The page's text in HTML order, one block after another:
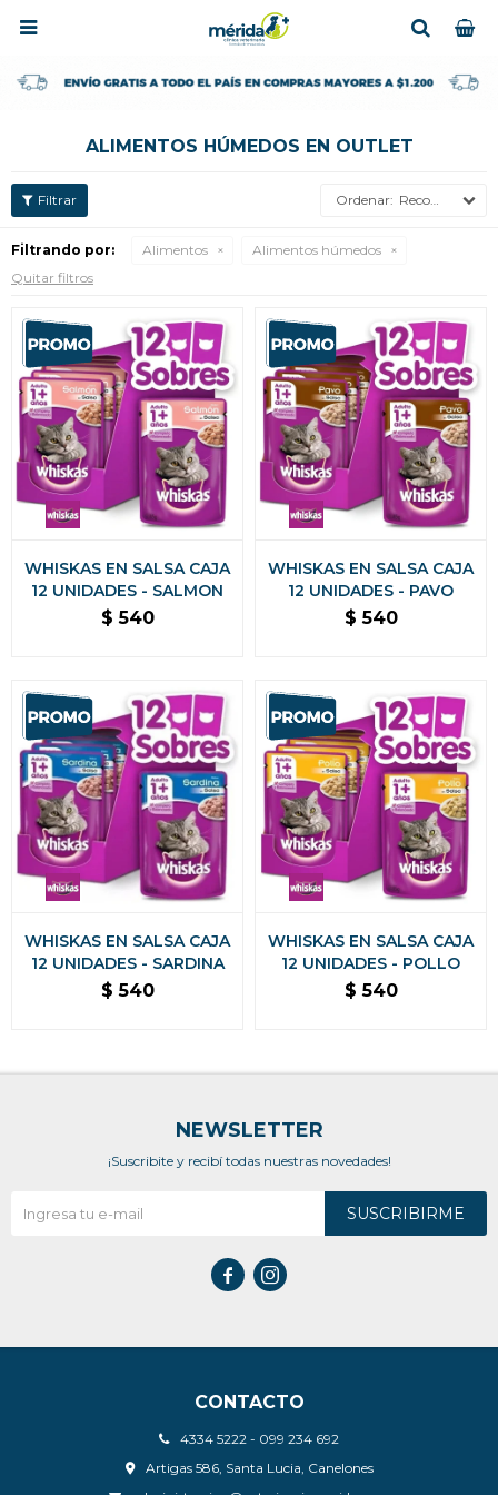

ALIMENTOS HÚMEDOS EN OUTLET
Recomendados
Filtrando por: Alimentos
Alimentos húmedos
Quitar filtros
WHISKAS EN SALSA CAJA
12 UNIDADES - SALMON
$ 540
WHISKAS EN SALSA CAJA
12 UNIDADES - PAVO
$ 540
WHISKAS EN SALSA CAJA
12 UNIDADES - SARDINA
$ 540
WHISKAS EN SALSA CAJA
12 UNIDADES - POLLO
$ 540
CONTACTO
4334 5222 - 099 234 692
Artigas 586, Santa Lucia, Canelones
NEWSLETTER
¡Suscribite y recibí todas nuestras novedades!
SUSCRIBIRME
 